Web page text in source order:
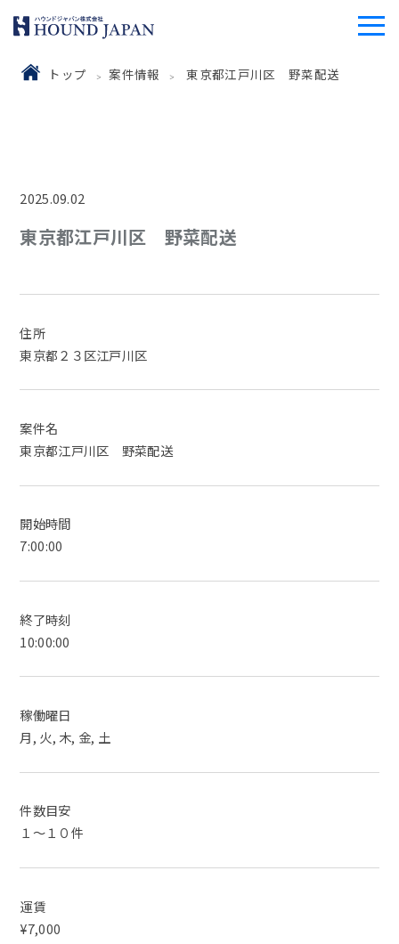
トップ 案件情報 東京都江戸川区 野菜配送
2025.09.02
東京都江戸川区 野菜配送
住所
東京都２３区江戸川区
案件名
東京都江戸川区 野菜配送
開始時間
7:00:00
終了時刻
10:00:00
稼働曜日
月, 火, 木, 金, 土
件数目安
１～１０件
運賃
¥7,000